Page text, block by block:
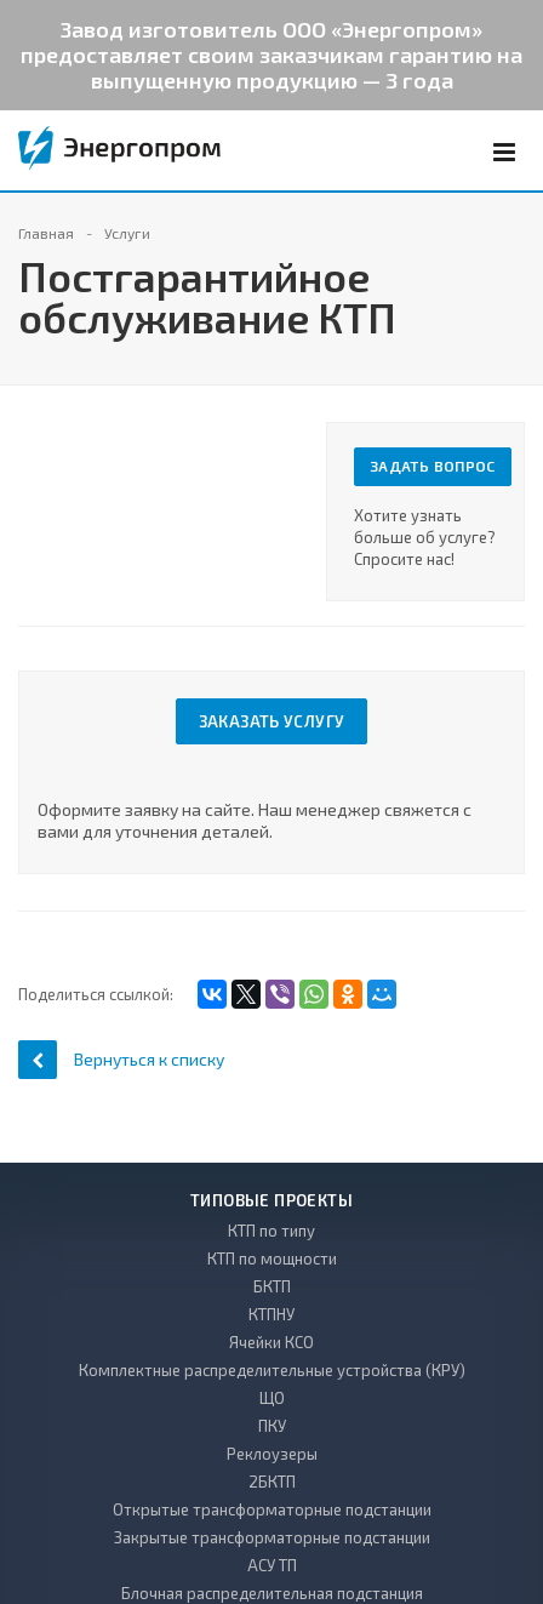
Завод изготовитель ООО «Энергопром»
предоставляет своим заказчикам гарантию на
выпущенную продукцию — 3 года
Главная Услуги
Постгарантийное
обслуживание КТП
ЗАДАТЬ ВОПРОС
Хотите узнать
больше об услуге?
Спросите нас!
ЗАКАЗАТЬ УСЛУГУ
Оформите заявку на сайте. Наш менеджер свяжется с
вами для уточнения деталей.
Поделиться ссылкой:
Вернуться к списку
ТИПОВЫЕ ПРОЕКТЫ
КТП по типу
КТП по мощности
БКТП
КТПНУ
Ячейки КСО
Комплектные распределительные устройства (КРУ)
ЩО
ПКУ
Реклоузеры
2БКТП
Открытые трансформаторные подстанции
Закрытые трансформаторные подстанции
АСУ ТП
Блочная распределительная подстанция